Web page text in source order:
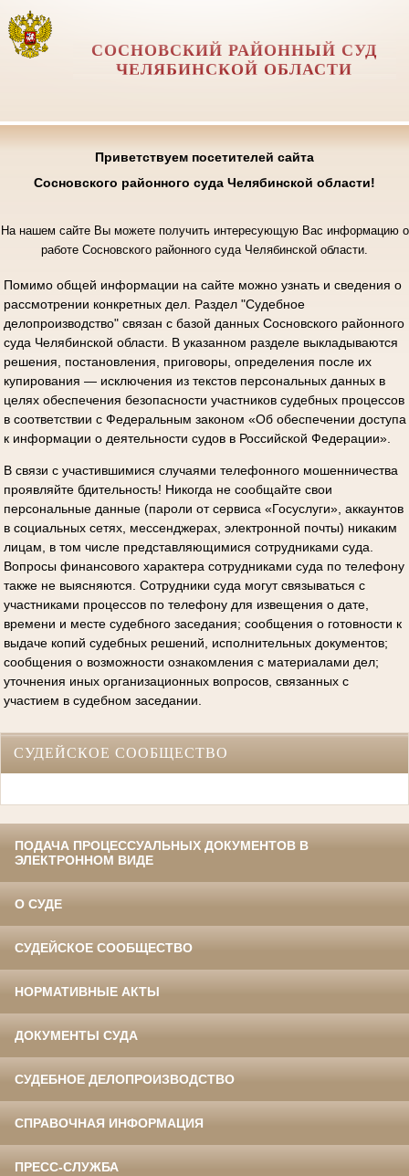
СОСНОВСКИЙ РАЙОННЫЙ СУД
ЧЕЛЯБИНСКОЙ ОБЛАСТИ
Приветствуем посетителей сайта
Сосновского районного суда Челябинской области!
На нашем сайте Вы можете получить интересующую Вас информацию о
работе Сосновского районного суда Челябинской области.
Помимо общей информации на сайте можно узнать и сведения о
рассмотрении конкретных дел. Раздел "Судебное
делопроизводство" связан с базой данных Сосновского районного
суда Челябинской области. В указанном разделе выкладываются
решения, постановления, приговоры, определения после их
купирования — исключения из текстов персональных данных в
целях обеспечения безопасности участников судебных процессов
в соответствии с Федеральным законом «Об обеспечении доступа
к информации о деятельности судов в Российской Федерации».
В связи с участившимися случаями телефонного мошенничества
проявляйте бдительность! Никогда не сообщайте свои
персональные данные (пароли от сервиса «Госуслуги», аккаунтов
в социальных сетях, мессенджерах, электронной почты) никаким
лицам, в том числе представляющимися сотрудниками суда.
Вопросы финансового характера сотрудниками суда по телефону
также не выясняются. Сотрудники суда могут связываться с
участниками процессов по телефону для извещения о дате,
времени и месте судебного заседания; сообщения о готовности к
выдаче копий судебных решений, исполнительных документов;
сообщения о возможности ознакомления с материалами дел;
уточнения иных организационных вопросов, связанных с
участием в судебном заседании.
СУДЕЙСКОЕ СООБЩЕСТВО
ПОДАЧА ПРОЦЕССУАЛЬНЫХ ДОКУМЕНТОВ В
ЭЛЕКТРОННОМ ВИДЕ
О СУДЕ
СУДЕЙСКОЕ СООБЩЕСТВО
НОРМАТИВНЫЕ АКТЫ
ДОКУМЕНТЫ СУДА
СУДЕБНОЕ ДЕЛОПРОИЗВОДСТВО
СПРАВОЧНАЯ ИНФОРМАЦИЯ
ПРЕСС-СЛУЖБА